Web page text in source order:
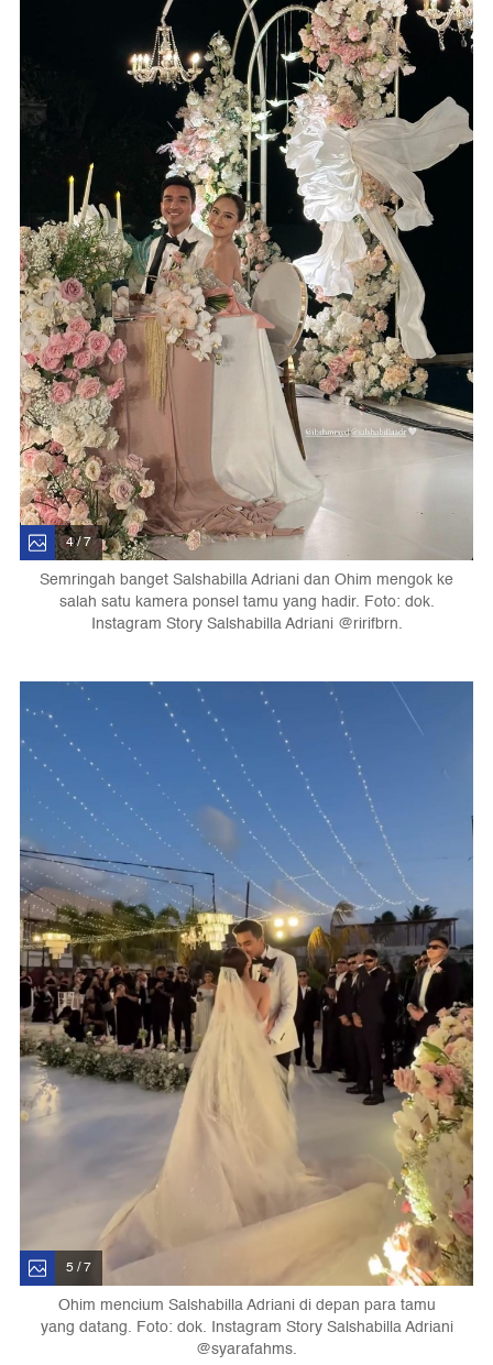
4 / 7
Semringah banget Salshabilla Adriani dan Ohim mengok ke
salah satu kamera ponsel tamu yang hadir. Foto: dok.
Instagram Story Salshabilla Adriani @ririfbrn.
5 / 7
Ohim mencium Salshabilla Adriani di depan para tamu
yang datang. Foto: dok. Instagram Story Salshabilla Adriani
@syarafahms.